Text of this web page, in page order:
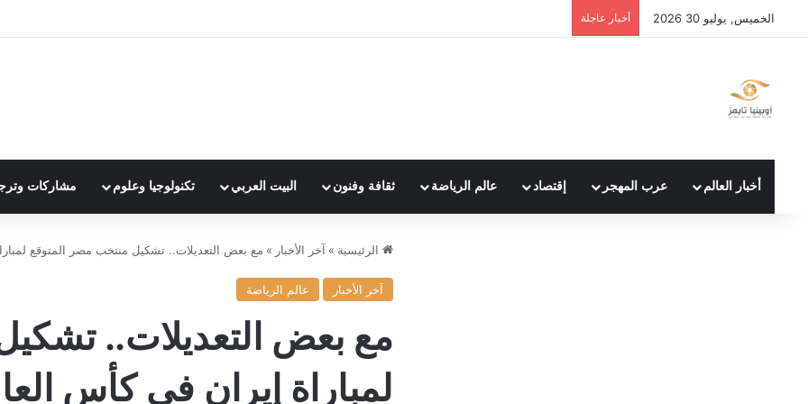
الخميس, يوليو 30 2026 أخبار عاجلة
أخبار العالم عرب المهجر إقتصاد عالم الرياضة ثقافة وفنون البيت العربي تكنولوجيا وعلوم مشاركات
الرئيسية » آخر الأخبار » مع بعض التعديلات.. تشكيل منتخب مصر المتوقع لمباراة
آخر الأخبار عالم الرياضة
مع بعض التعديلات..
لمباراة إيران في كأس العالم